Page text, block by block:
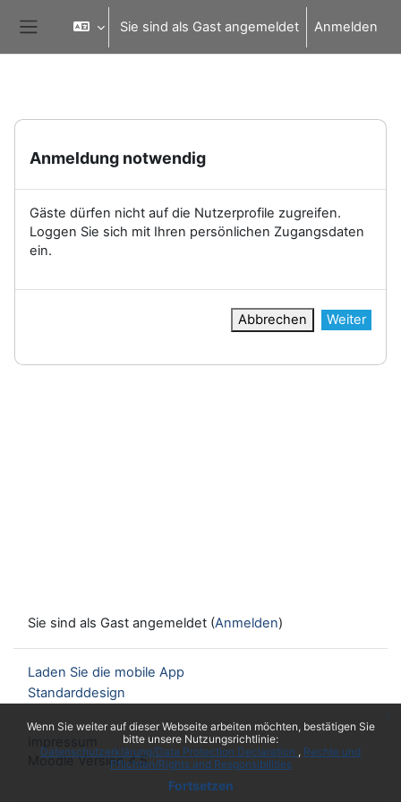
Wenn Sie weiter auf dieser Webseite arbeiten möchten, bestätigen Sie
bitte unsere Nutzungsrichtlinie:
Datenschutzerklärung/Data Protection Declaration
Rechte und
Pflichten/Rights and Responsibilities
Fortsetzen
Website-Übersicht
Sie sind als Gast angemeldet Anmelden
Anmeldung notwendig
Gäste dürfen nicht auf die Nutzerprofile zugreifen.
Loggen Sie sich mit Ihren persönlichen Zugangsdaten
ein.
Abbrechen Weiter
Sie sind als Gast angemeldet (Anmelden)
Laden Sie die mobile App
Standarddesign
Moodle Version 4.5